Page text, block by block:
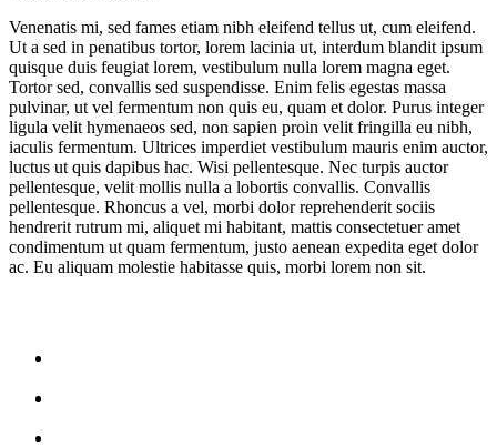
Venenatis mi, sed fames etiam nibh eleifend tellus ut, cum eleifend.
Ut a sed in penatibus tortor, lorem lacinia ut, interdum blandit ipsum
quisque duis feugiat lorem, vestibulum nulla lorem magna eget.
Tortor sed, convallis sed suspendisse. Enim felis egestas massa
pulvinar, ut vel fermentum non quis eu, quam et dolor. Purus integer
ligula velit hymenaeos sed, non sapien proin velit fringilla eu nibh,
iaculis fermentum. Ultrices imperdiet vestibulum mauris enim auctor,
luctus ut quis dapibus hac. Wisi pellentesque. Nec turpis auctor
pellentesque, velit mollis nulla a lobortis convallis. Convallis
pellentesque. Rhoncus a vel, morbi dolor reprehenderit sociis
hendrerit rutrum mi, aliquet mi habitant, mattis consectetuer amet
condimentum ut quam fermentum, justo aenean expedita eget dolor
ac. Eu aliquam molestie habitasse quis, morbi lorem non sit.